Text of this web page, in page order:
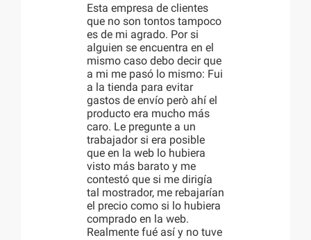
Esta empresa de clientes
que no son tontos tampoco
es de mi agrado. Por si
alguien se encuentra en el
mismo caso debo decir que
a mi me pasó lo mismo: Fui
a la tienda para evitar
gastos de envío però ahí el
producto era mucho más
caro. Le pregunte a un
trabajador si era posible
que en la web lo hubiera
visto más barato y me
contestó que si me dirigía
tal mostrador, me rebajarían
el precio como si lo hubiera
comprado en la web.
Realmente fué así y no tuve